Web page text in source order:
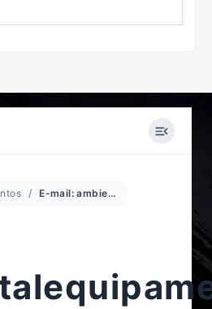
E-mail: ambientalequipamentosesistemas@gmail.com